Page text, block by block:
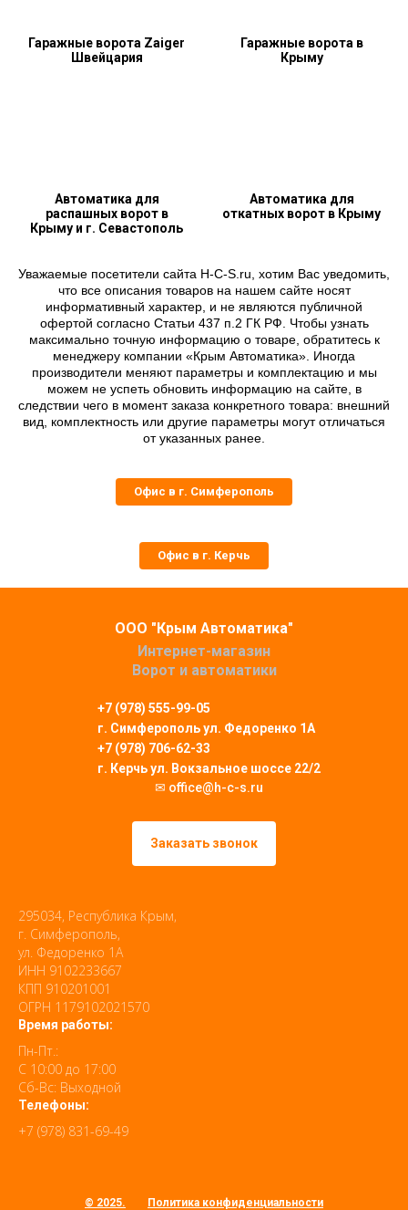
Гаражные ворота Zaiger
Швейцария
Гаражные ворота в
Крыму
Автоматика для
распашных ворот в
Крыму и г. Севастополь
Автоматика для
откатных ворот в Крыму
Уважаемые посетители сайта H-C-S.ru, хотим Вас уведомить,
что все описания товаров на нашем сайте носят
информативный характер, и не являются публичной
офертой согласно Статьи 437 п.2 ГК РФ. Чтобы узнать
максимально точную информацию о товаре, обратитесь к
менеджеру компании «Крым Автоматика». Иногда
производители меняют параметры и комплектацию и мы
можем не успеть обновить информацию на сайте, в
следствии чего в момент заказа конкретного товара: внешний
вид, комплектность или другие параметры могут отличаться
от указанных ранее.
Офис в г. Симферополь
Офис в г. Керчь
ООО "Крым Автоматика"
Интернет-магазин
Ворот и автоматики
+7 (978) 555-99-05
г. Симферопольул. Федоренко 1А
+7 (978) 706-62-33
г. Керчь ул. Вокзальное шоссе 22/2
✉ office@h-c-s.ru
Заказать звонок
295034, Республика Крым,
г. Симферополь,
ул. Федоренко 1А
ИНН 9102233667
КПП 910201001
ОГРН 1179102021570
Время работы:
Пн-Пт.:
С 10:00 до 17:00
Сб-Вс: Выходной
Телефоны:
+7 (978) 831-69-49
© 2025. Политика конфиденциальности